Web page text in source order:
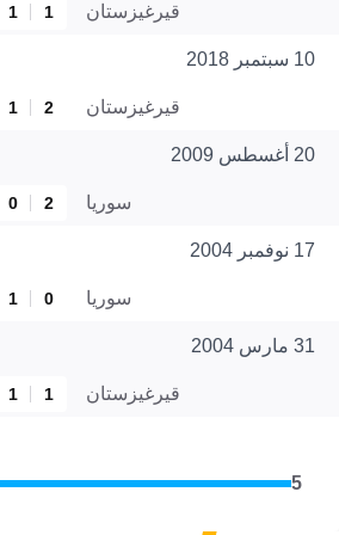
قيرغيزستان 1
1
10 سبتمبر 2018
قيرغيزستان 2
1
20 أغسطس 2009
سوريا 2
0
17 نوفمبر 2004
سوريا 0
1
31 مارس 2004
قيرغيزستان 1
1
5